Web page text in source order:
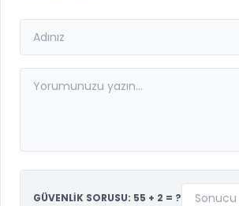
GÜVENLİK SORUSU: 55 + 2 = ?